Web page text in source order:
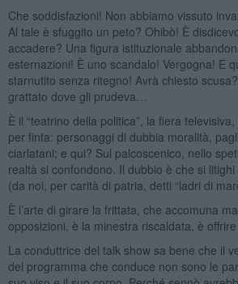
Che soddisfazioni! Non abbiamo vissuto
Al tale è sfuggito un peto? Ohibò! È
accadere? Una figura istituzionale
esternazioni! È uno scandalo! Vergogna! E
starnutito senza ritegno! Avrà chiesto
grattato dove gli prudeva…
È il “teatrino della politica”, la fiera
per finta: personaggi di dubbia moralità,
ciarlatani; e qui? Sul palcoscenico, nello
realtà si confondono. Il dubbio è che si litighi
(da noi, per carità di patria, detti “ladri di
È l’arte di girare la frittata, che accomuna
opposizioni, è la minestra riscaldata, è
La conduttrice del talk show sa bene che il
del programma che conduce non sono le